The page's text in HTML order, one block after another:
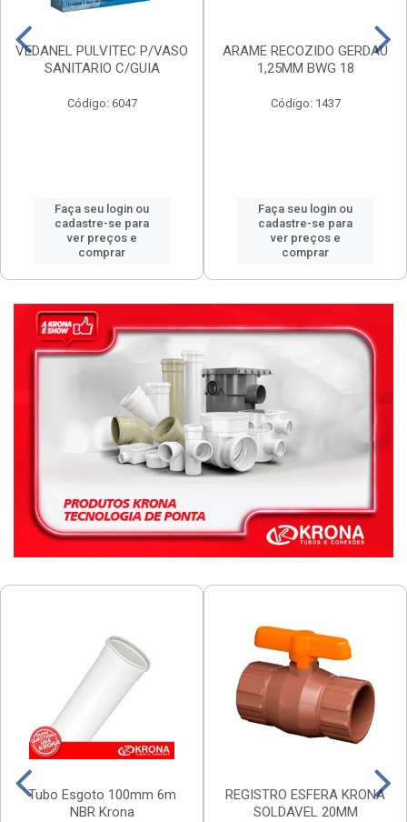
VEDANEL PULVITEC P/VASO
SANITARIO C/GUIA
Código: 6047
Faça seu login ou
cadastre-se para
ver preços e
comprar
ARAME RECOZIDO GERDAU
1,25MM BWG 18
Código: 1437
Faça seu login ou
cadastre-se para
ver preços e
comprar
Tubo Esgoto 100mm 6m
NBR Krona
REGISTRO ESFERA KRONA
SOLDAVEL 20MM